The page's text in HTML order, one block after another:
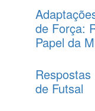
de Força:
Papel da
de Futsal